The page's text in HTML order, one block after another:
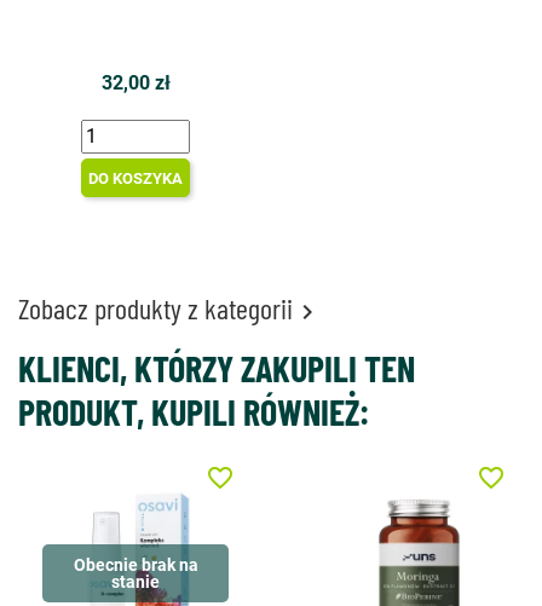
32,00 zł
DO KOSZYKA
Zobacz produkty z kategorii 
KLIENCI, KTÓRZY ZAKUPILI TEN
PRODUKT, KUPILI RÓWNIEŻ:
Obecnie brak na
stanie
favorite_border favorite_border